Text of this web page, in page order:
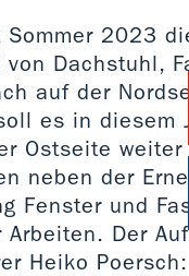
Sommer 2023
von Dachstuhl,
auf der
es in diesem
Ostseite weiter
neben der
Fenster und
Der
Heiko